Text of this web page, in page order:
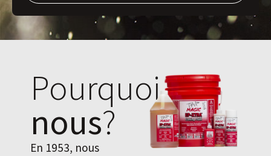
Pourquoi
nous?
En 1953, nous